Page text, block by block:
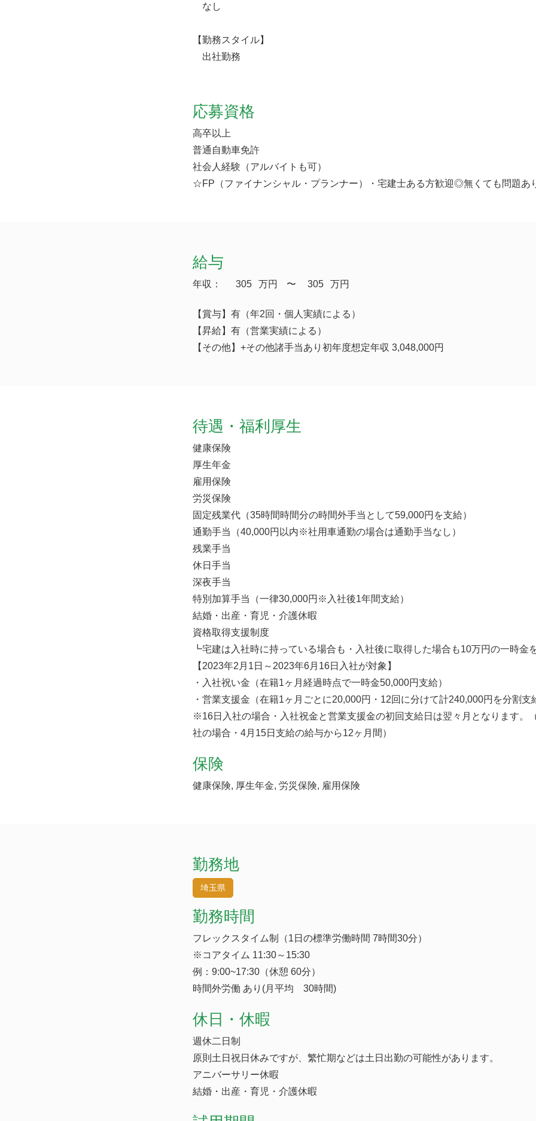
なし
【勤務スタイル】
出社勤務
応募資格
高卒以上
普通自動車免許
社会人経験（アルバイトも可）
☆FP（ファイナンシャル・プランナー）・宅建士ある方歓迎◎無くても問題あ
給与
年収： 305 万円 ​〜 305 万円
【賞与】有（年2回・個人実績による）
【昇給】有（営業実績による）
【その他】+その他諸手当あり初年度想定年収 3,048,000円
待遇・福利厚生
健康保険
厚生年金
雇用保険
労災保険
固定残業代（35時間時間分の時間外手当として59,000円を支給）
通勤手当（40,000円以内※社用車通勤の場合は通勤手当なし）
残業手当
休日手当
深夜手当
特別加算手当（一律30,000円※入社後1年間支給）
結婚・出産・育児・介護休暇
資格取得支援制度
┗宅建は入社時に持っている場合も・入社後に取得した場合も10万円の一時金
【2023年2月1日～2023年6月16日入社が対象】
・入社祝い金（在籍1ヶ月経過時点で一時金50,000円支給）
・営業支援金（在籍1ヶ月ごとに20,000円・12回に分けて計240,000円を分割支
※16日入社の場合・入社祝金と営業支援金の初回支給日は翌々月となります。
社の場合・4月15日支給の給与から12ヶ月間）
保険
健康保険, 厚生年金, 労災保険, 雇用保険
勤務地
埼玉県
勤務時間
フレックスタイム制（1日の標準労働時間 7時間30分）
※コアタイム 11:30～15:30
例：9:00~17:30（休憩 60分）
時間外労働 あり(月平均 30時間)
休日・休暇
週休二日制
原則土日祝日休みですが、繁忙期などは土日出勤の可能性があります。
アニバーサリー休暇
結婚・出産・育児・介護休暇